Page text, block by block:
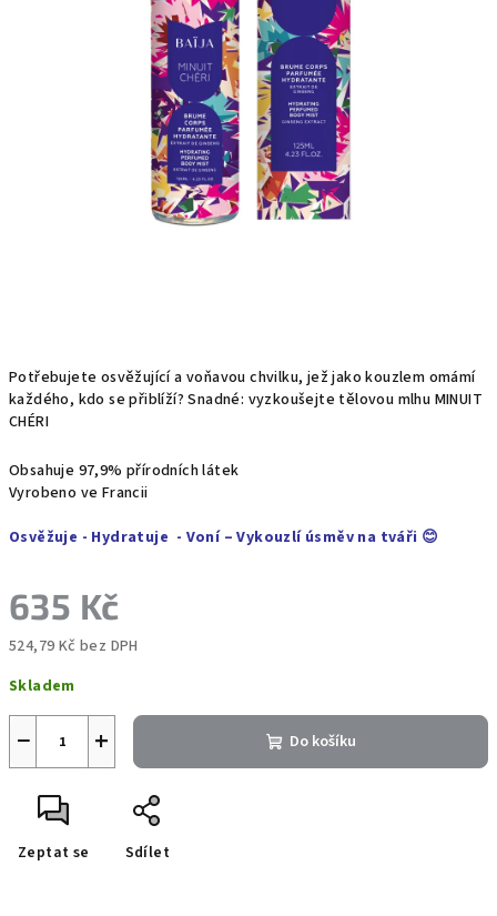
Potřebujete osvěžující a voňavou chvilku, jež jako kouzlem omámí
každého, kdo se přiblíží? Snadné: vyzkoušejte tělovou mlhu MINUIT
CHÉRI
Obsahuje 97,9% přírodních látek
Vyrobeno ve Francii
Osvěžuje - Hydratuje - Voní – Vykouzlí úsměv na tváři 😊
635 Kč
524,79 Kč bez DPH
cena:
Skladem
+
− Do košíku
Zeptat se Sdílet